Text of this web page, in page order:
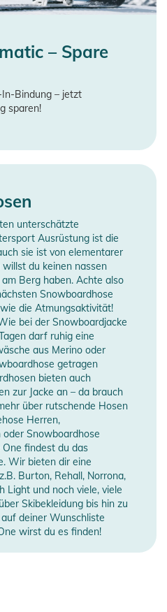
– Spare
Bindung – jetzt
sparen!
unterschätzte
Ausrüstung ist die
sie ist von elementarer
du keinen nassen
Berg haben. Achte also
Snowboardhose
die Atmungsaktivität!
bei der Snowboardjacke
darf ruhig eine
aus Merino oder
getragen
bieten auch
zur Jacke an – da brauch
über rutschende Hosen
Herren,
Snowboardhose
One findest du das
Wir bieten dir eine
Burton, Rehall, Norrona,
Light und noch viele, viele
Skibekleidung bis hin zu
deiner Wunschliste
wirst du es finden!